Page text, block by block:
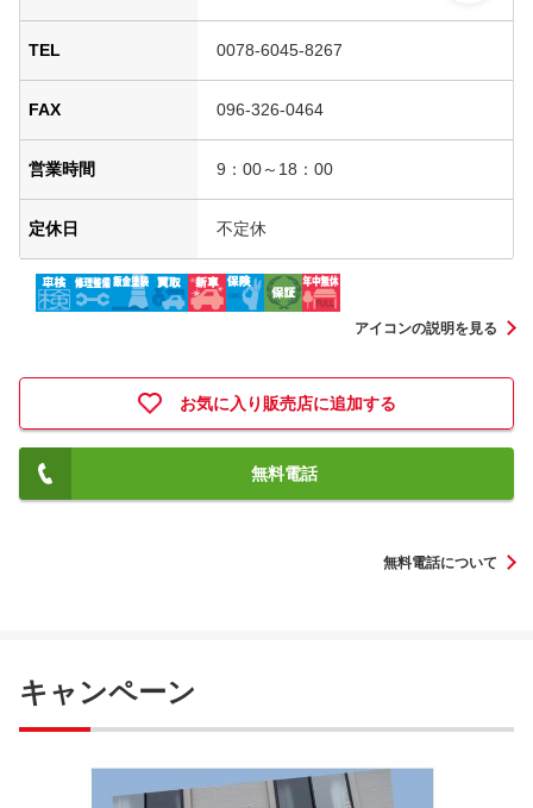
TEL 0078-6045-8267
FAX 096-326-0464
営業時間 9：00～18：00
定休日 不定休
アイコンの説明を見る
お気に入り販売店に追加する
無料電話
無料電話について
キャンペーン